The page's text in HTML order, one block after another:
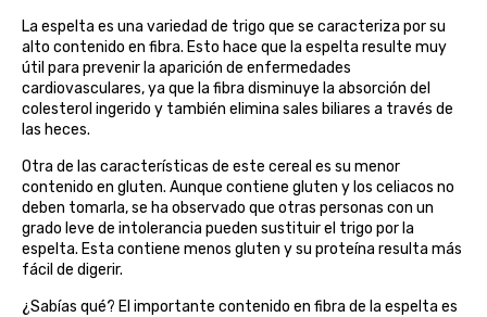
La espelta es una variedad de trigo que se caracteriza por su
alto contenido en fibra. Esto hace que la espelta resulte muy
útil para prevenir la aparición de enfermedades
cardiovasculares, ya que la fibra disminuye la absorción del
colesterol ingerido y también elimina sales biliares a través de
las heces.
Otra de las características de este cereal es su menor
contenido en gluten. Aunque contiene gluten y los celiacos no
deben tomarla, se ha observado que otras personas con un
grado leve de intolerancia pueden sustituir el trigo por la
espelta. Esta contiene menos gluten y su proteína resulta más
fácil de digerir.
¿Sabías qué? El importante contenido en fibra de la espelta es
banban
bauck hof
bellsola
belsi
ben&anna
biarritz